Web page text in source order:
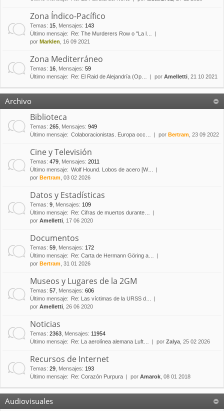
Zona Índico-Pacífico
Temas: 15 Mensajes: 143
Último mensaje:
Re: The Murderers Row o "La l…
por Marklen , 16 09 2021
Zona Mediterráneo
Temas: 16 Mensajes: 59
Último mensaje:
Re: El Raid de Alejandría (Op… por Amelletti , 21 10 2021
Archivo
Biblioteca
Temas: 265 Mensajes: 949
Último mensaje: Colaboracionistas. Europa occ… por Bertram , 23 09 2022
Cine y Televisión
Temas: 479 Mensajes: 2011
Último mensaje: Wolf Hound. Lobos de acero [W…
por Bertram , 03 02 2026
Datos y Estadísticas
Temas: 9 Mensajes: 109
Último mensaje:
Re: Cifras de muertos durante…
por Amelletti , 17 06 2020
Documentos
Temas: 59 Mensajes: 172
Último mensaje:
Re: Carta de Hermann Göring a…
por Bertram , 31 01 2026
Museos y Lugares de la 2GM
Temas: 57 Mensajes: 606
Último mensaje:
Re: Las víctimas de la URSS d…
por Amelletti , 26 06 2020
Noticias
Temas: 2363 Mensajes: 11954
Último mensaje:
Re: La aerolínea alemana Luft… por Zalya , 25 02 2026
Recursos de Internet
Temas: 29 Mensajes: 193
Último mensaje:
Re: Corazón Purpura por Amarok , 08 01 2018
Audiovisuales